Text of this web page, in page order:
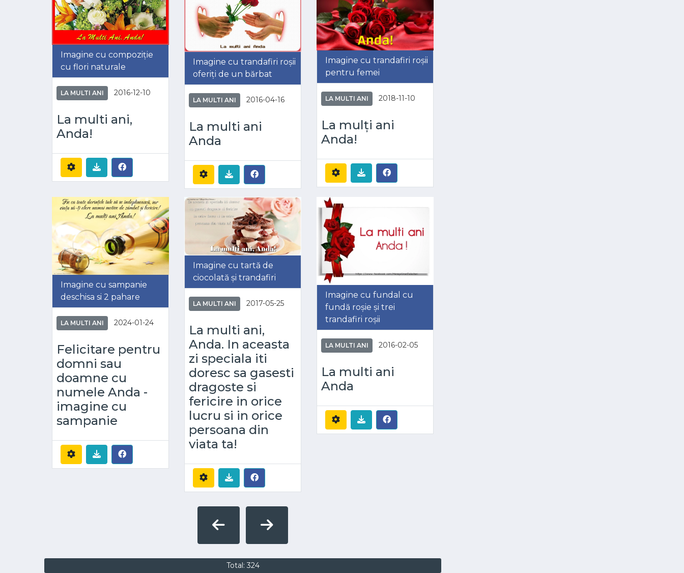
Imagine cu compoziție
cu flori naturale
LA MULTI ANI 2016-12-10
La multi ani,
Anda!
Imagine cu trandafiri roșii
oferiți de un bărbat
LA MULTI ANI 2016-04-16
La multi ani
Anda
Imagine cu trandafiri roșii
pentru femei
LA MULTI ANI 2018-11-10
La mulți ani
Anda!
Imagine cu sampanie
deschisa si 2 pahare
LA MULTI ANI 2024-01-24
Felicitare pentru
domni sau
doamne cu
numele Anda -
imagine cu
sampanie
Imagine cu tartă de
ciocolată și trandafiri
LA MULTI ANI 2017-05-25
La multi ani,
Anda. In aceasta
zi speciala iti
doresc sa gasesti
dragoste si
fericire in orice
lucru si in orice
persoana din
viata ta!
Imagine cu fundal cu
fundă roșie și trei
trandafiri roșii
LA MULTI ANI 2016-02-05
La multi ani
Anda
Total: 324